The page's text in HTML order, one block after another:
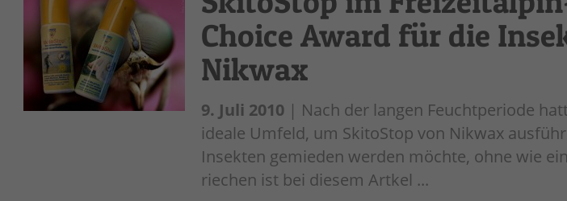
Choice Award für die
Nikwax
9. Juli 2010 | Nach der langen Feuchtperiode
ideale Umfeld, um SkitoStop von Nikwax
Insekten gemieden werden möchte, ohne wie
riechen ist bei diesem Artkel ...